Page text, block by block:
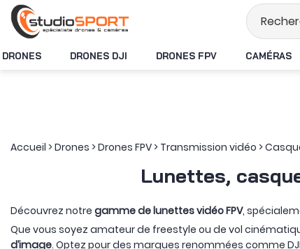
Stock en temps
DRONES DRONES DJI DRONES FPV CAMÉRAS
Accueil >Drones >Drones FPV> Transmission vidéo >
Lunettes,
Découvrez notre gamme de lunettes vidéo FPV,
Que vous soyez amateur de freestyle ou de vol
d’image. Optez pour des marques renommées comme